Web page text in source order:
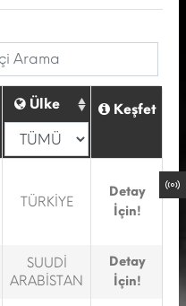
Ülke Keşfet
TÜRKİYE
Detay
İçin!
SUUDİ
ARABİSTAN
Detay
İçin!